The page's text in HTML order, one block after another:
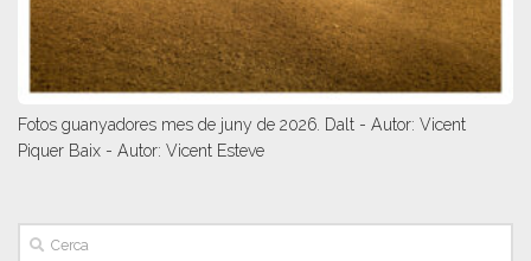
Fotos guanyadores mes de juny de 2026. Dalt - Autor: Vicent
Piquer Baix - Autor: Vicent Esteve